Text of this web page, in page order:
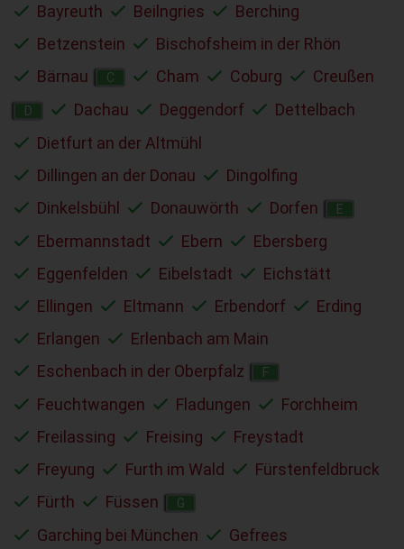
Bayreuth
Beilngries
Berching
Betzenstein
Bischofsheim in der Rhön
Bärnau
C Cham Coburg Creußen
D Dachau Deggendorf
Dettelbach
Dietfurt an der Altmühl
Dillingen an der Donau
Dingolfing
Dinkelsbühl
Donauwörth Dorfen E
Ebermannstadt Ebern
Ebersberg
Eggenfelden
Eibelstadt
Eichstätt
Ellingen
Eltmann Erbendorf
Erding
Erlangen
Erlenbach am Main
Eschenbach in der Oberpfalz
F
Feuchtwangen Fladungen
Forchheim
Freilassing
Freising
Freystadt
Freyung
Furth im Wald
Fürstenfeldbruck
Fürth
Füssen G
Garching bei München Gefrees